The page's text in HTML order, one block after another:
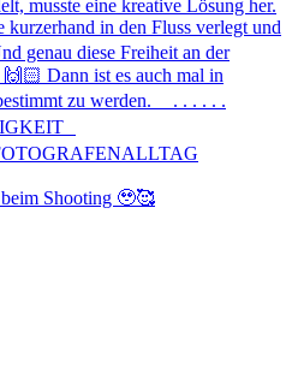
Shooting 🥹🥰